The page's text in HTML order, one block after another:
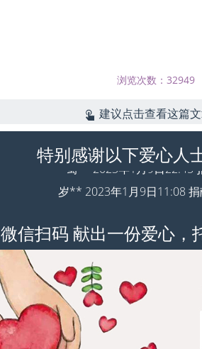
浏览次数：32949
建议点击查看这篇
特别感谢以下爱心人
蜀** 2023年1月9日22:45
岁** 2023年1月9日11:03
j** 2022年12月18日13:24
x** 2022年12月13日20:37
和** 2022年12月7日18:09
解** 2022年12月5日09:24
惹** 2022年12月4日05:54
微信扫码 献出一份爱心，